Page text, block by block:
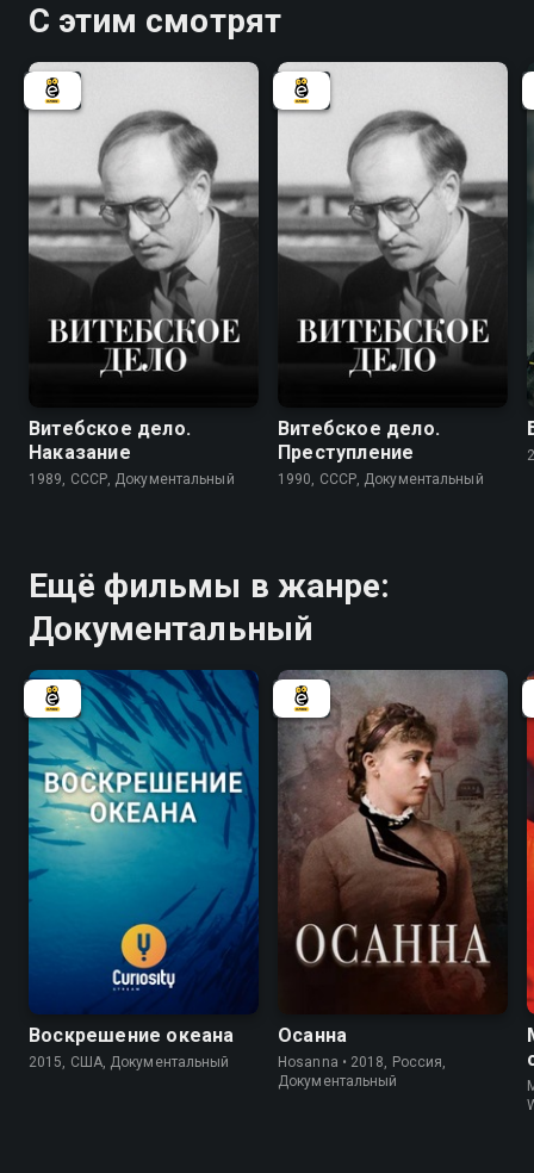
С этим смотрят
Витебское дело.
Наказание
1989, СССР, Документальный
Витебское дело.
Преступление
1990, СССР, Документальный
Ещё фильмы в жанре:
Документальный
Воскрешение океана
2015, США, Документальный
Осанна
Hosanna • 2018, Россия,
Документальный